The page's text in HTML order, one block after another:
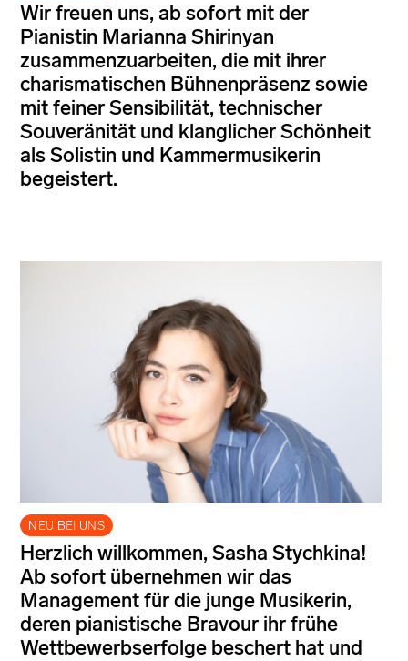
Wir freuen uns, ab sofort mit der
Pianistin Marianna Shirinyan
zusammenzuarbeiten, die mit ihrer
charismatischen Bühnenpräsenz sowie
mit feiner Sensibilität, technischer
Souveränität und klanglicher Schönheit
als Solistin und Kammermusikerin
begeistert.
NEU BEI UNS
Herzlich willkommen, Sasha Stychkina!
Ab sofort übernehmen wir das
Management für die junge Musikerin,
deren pianistische Bravour ihr frühe
Wettbewerbserfolge beschert hat und